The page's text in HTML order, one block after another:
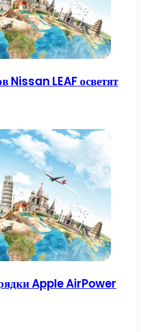
Nissan LEAF осветят
Apple AirPower